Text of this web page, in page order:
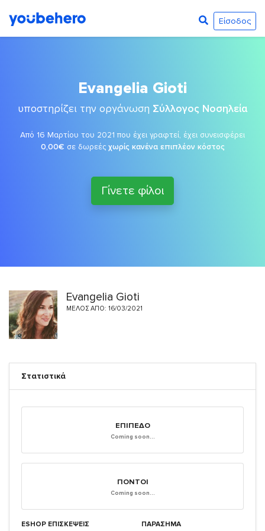
Είσοδος
Evangelia Gioti
υποστηρίζει την οργάνωση Σύλλογος Νοσηλεία
Από 16 Μαρτίου του 2021 που έχει γραφτεί, έχει συνεισφέρει
0,00€ σε δωρεές χωρίς κανένα επιπλέον κόστος
Γίνετε φίλοι
Evangelia Gioti
ΜΈΛΟΣ ΑΠΌ: 16/03/2021
Στατιστικά
ΕΠΊΠΕΔΟ
Coming soon...
ΠΌΝΤΟΙ
Coming soon...
ESHOP ΕΠΙΣΚΈΨΕΙΣ ΠΑΡΑΣΗΜΑ